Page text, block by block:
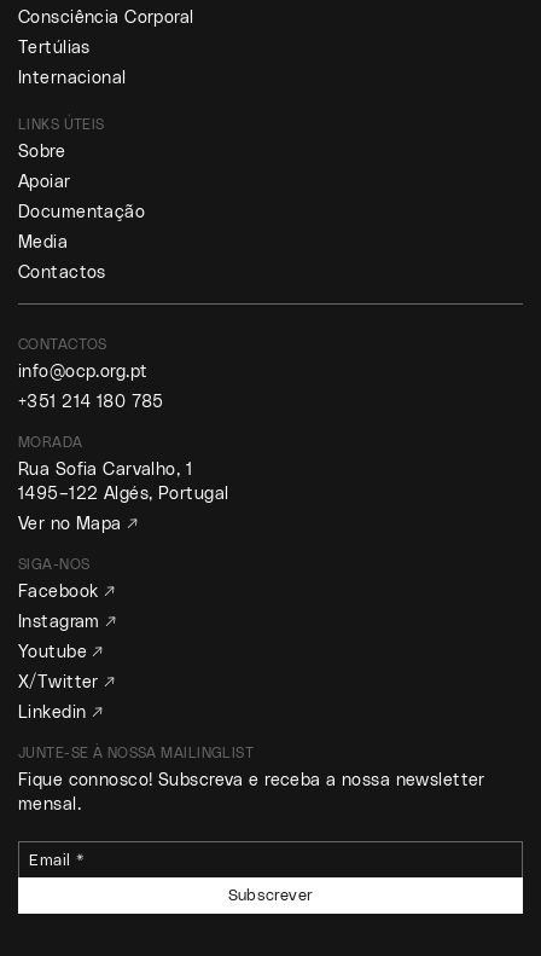
Consciência Corporal
Tertúlias
Internacional
LINKS ÚTEIS
Sobre
Apoiar
Documentação
Media
Contactos
CONTACTOS
info@ocp.org.pt
+351 214 180 785
MORADA
Rua Sofia Carvalho, 1
1495–122 Algés, Portugal
Ver no Mapa ↗
SIGA-NOS
Facebook ↗
Instagram ↗
Youtube ↗
X/Twitter ↗
Linkedin ↗
JUNTE-SE À NOSSA MAILINGLIST
Fique connosco! Subscreva e receba a nossa newsletter
mensal.